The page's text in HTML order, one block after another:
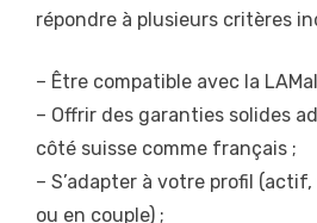
répondre à plusieurs critères
– Être compatible avec la
– Offrir des garanties solides
côté suisse comme français ;
– S’adapter à votre profil
ou en couple) ;